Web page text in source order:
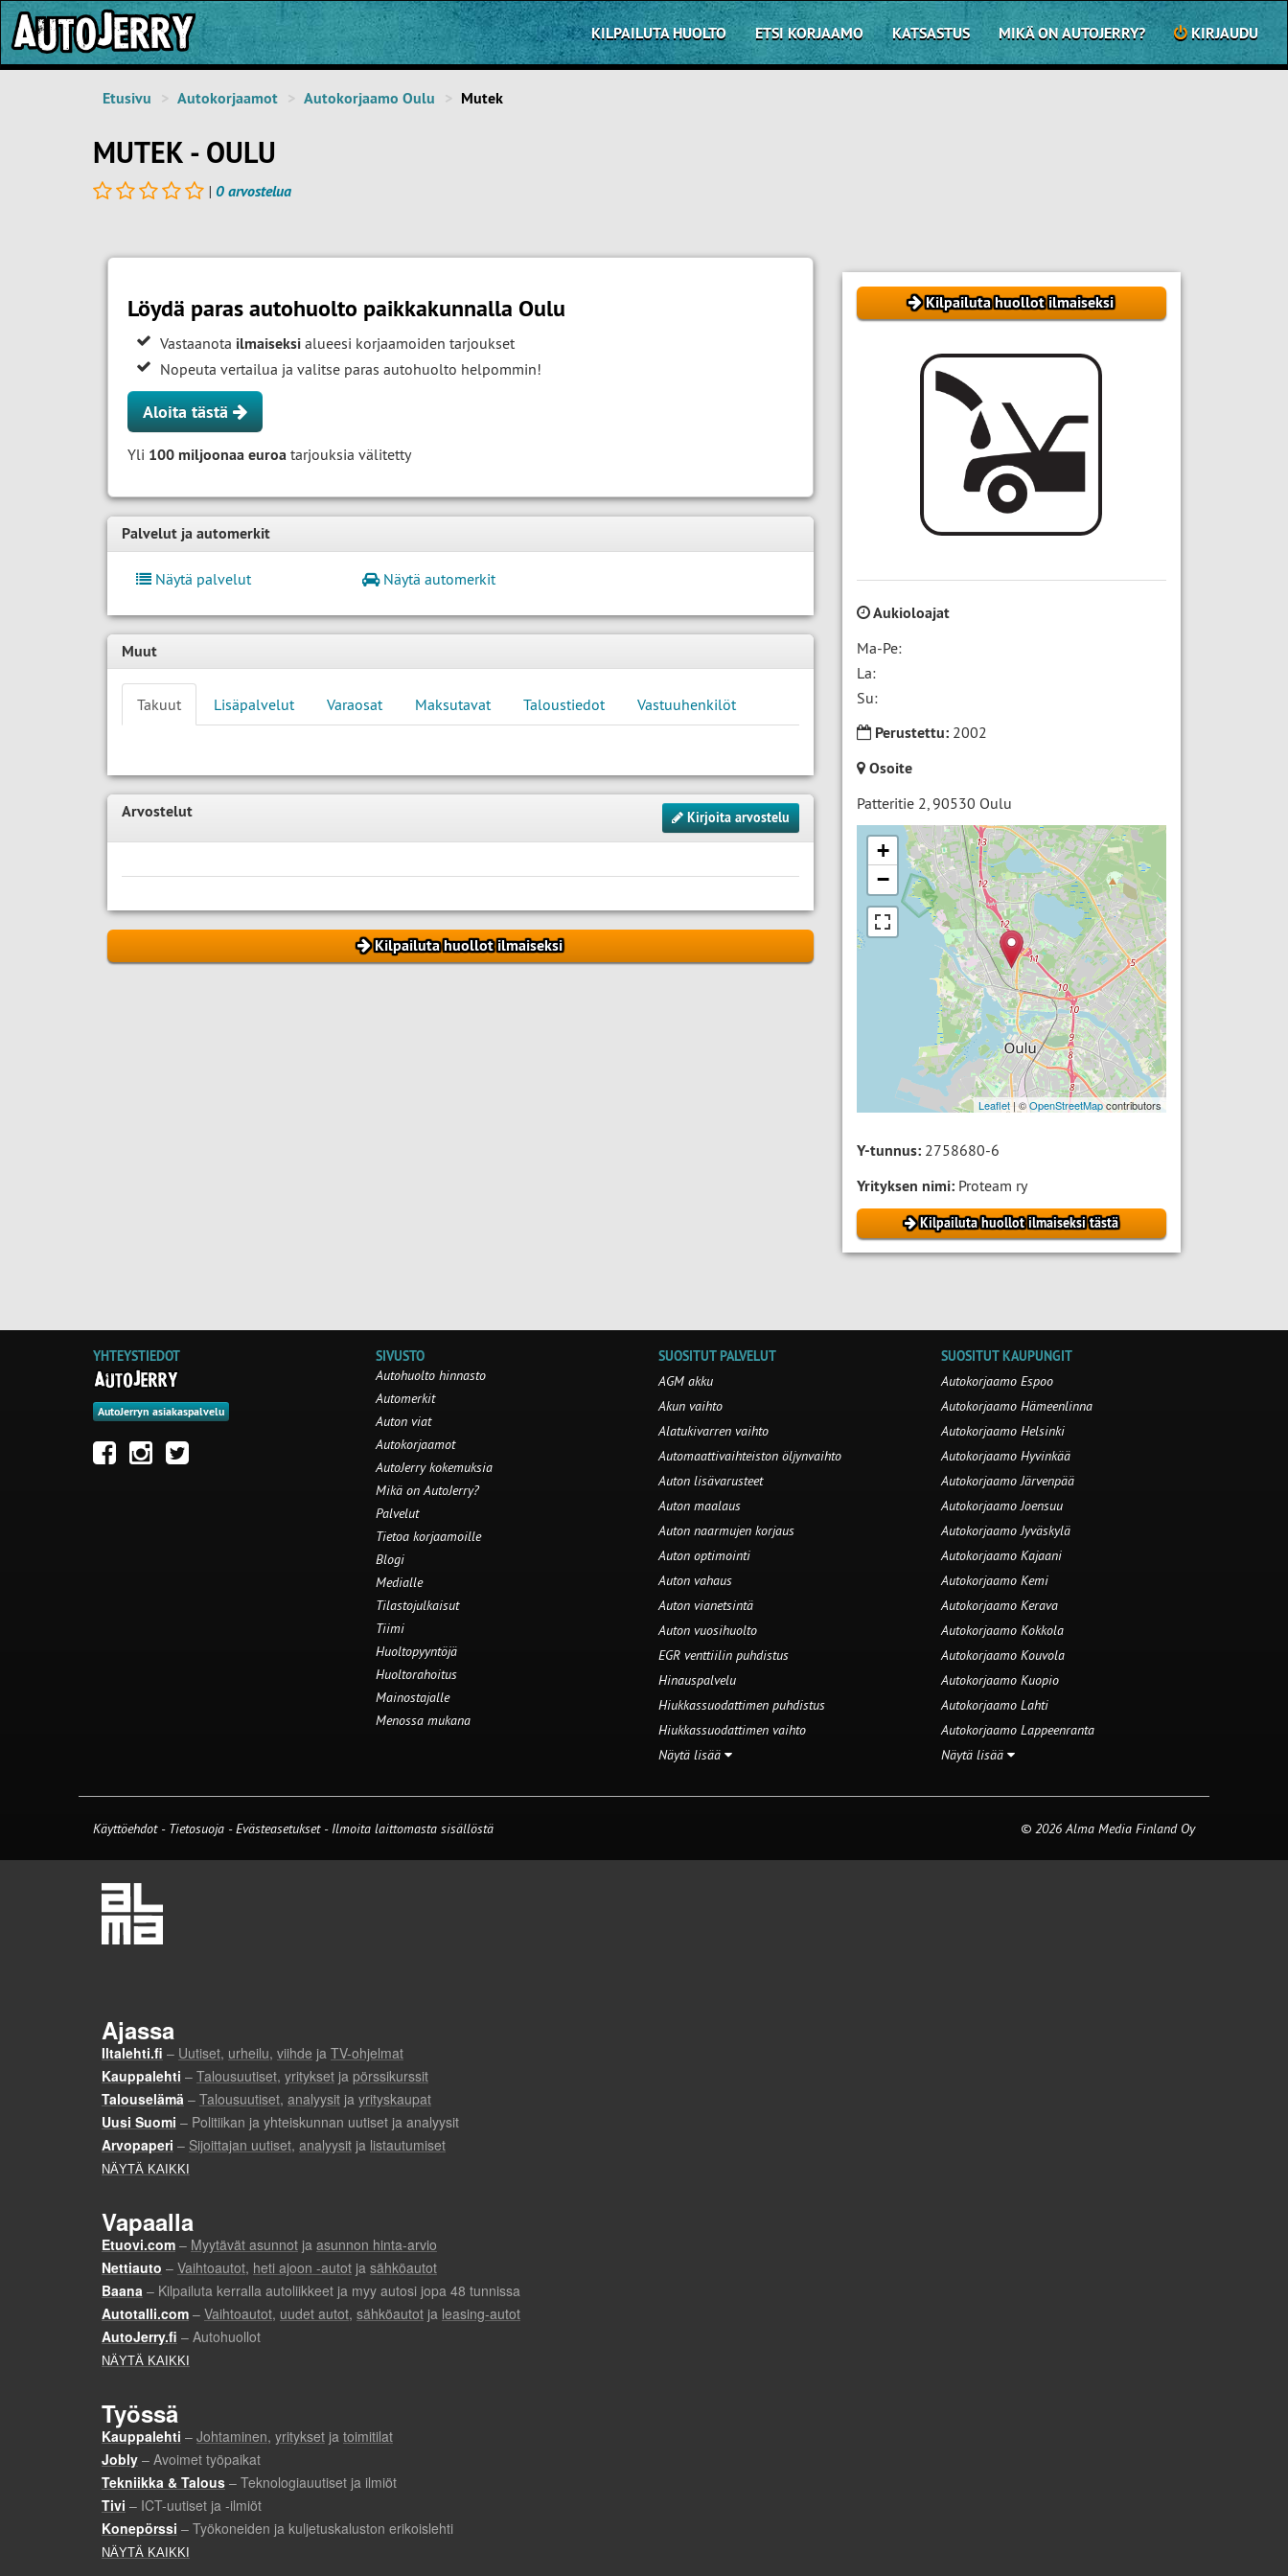
KILPAILUTA HUOLTO ETSI KORJAAMO KATSASTUS MIKÄ ON AUTOJERRY? KIRJAUDU
Etusivu Autokorjaamot Autokorjaamo Oulu Mutek
MUTEK - OULU
| 0 arvostelua
Kilpailuta huollot ilmaiseksi
Aukioloajat
Ma-Pe:
La:
Su:
Perustettu:2002
Osoite
Patteritie 2,90530 Oulu
+
−
Leaflet| ©OpenStreetMapcontributors
Y-tunnus:2758680-6
Yrityksen nimi:Proteam ry
Kilpailuta huollot ilmaiseksi tästä
Löydä paras autohuolto paikkakunnalla Oulu
Vastaanota ilmaiseksi alueesi korjaamoiden tarjoukset
Nopeuta vertailua ja valitse paras autohuolto helpommin!
Aloita tästä
Yli 100 miljoonaa euroa tarjouksia välitetty
Palvelut ja automerkit
Näytä palvelut Näytä automerkit
Muut
Takuut Lisäpalvelut Varaosat Maksutavat Taloustiedot Vastuuhenkilöt
Arvostelut Kirjoita arvostelu
Kilpailuta huollot ilmaiseksi
YHTEYSTIEDOT
AutoJerryn asiakaspalvelu
SIVUSTO
Autohuolto hinnasto
Automerkit
Auton viat
Autokorjaamot
AutoJerry kokemuksia
Mikä on AutoJerry?
Palvelut
Tietoa korjaamoille
Blogi
Medialle
Tilastojulkaisut
Tiimi
Huoltopyyntöjä
Huoltorahoitus
Mainostajalle
Menossa mukana
SUOSITUT PALVELUT
AGM akku
Akun vaihto
Alatukivarren vaihto
Automaattivaihteiston öljynvaihto
Auton lisävarusteet
Auton maalaus
Auton naarmujen korjaus
Auton optimointi
Auton vahaus
Auton vianetsintä
Auton vuosihuolto
EGR venttiilin puhdistus
Hinauspalvelu
Hiukkassuodattimen puhdistus
Hiukkassuodattimen vaihto
Näytä lisää
SUOSITUT KAUPUNGIT
Autokorjaamo Espoo
Autokorjaamo Hämeenlinna
Autokorjaamo Helsinki
Autokorjaamo Hyvinkää
Autokorjaamo Järvenpää
Autokorjaamo Joensuu
Autokorjaamo Jyväskylä
Autokorjaamo Kajaani
Autokorjaamo Kemi
Autokorjaamo Kerava
Autokorjaamo Kokkola
Autokorjaamo Kouvola
Autokorjaamo Kuopio
Autokorjaamo Lahti
Autokorjaamo Lappeenranta
Näytä lisää
Käyttöehdot - Tietosuoja -Evästeasetukset- Ilmoita laittomasta sisällöstä © 2026 Alma Media Finland Oy